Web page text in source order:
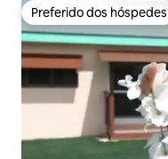
Preferido dos hóspedes
Preferido dos hóspedes